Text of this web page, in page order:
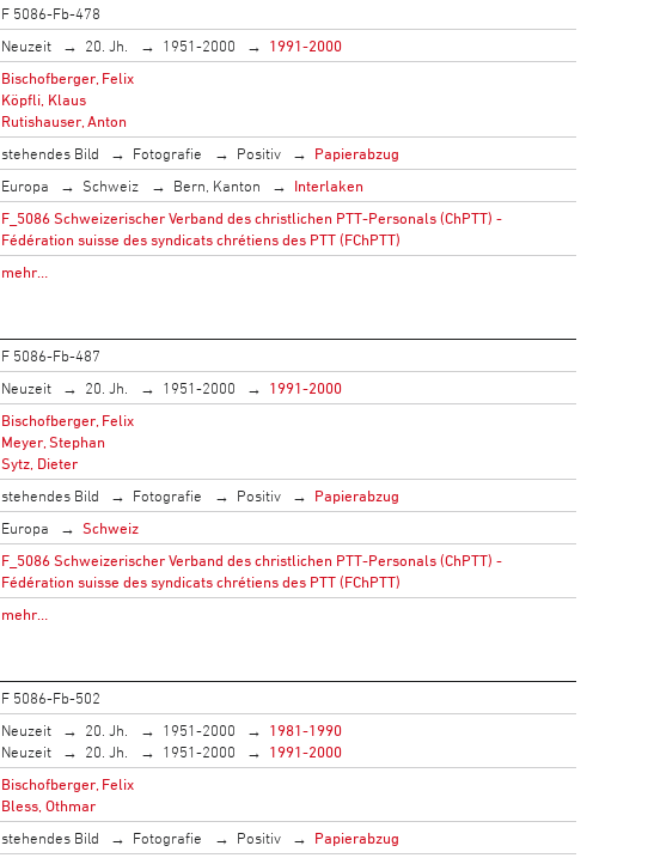
F 5086-Fb-478
Neuzeit 20. Jh. 1951-2000
1991-2000
Bischofberger, Felix
Köpfli, Klaus
Rutishauser, Anton
stehendes Bild Fotografie Positiv
Papierabzug
Europa Schweiz Bern, Kanton
Interlaken
F_5086 Schweizerischer Verband des christlichen PTT-Personals (ChPTT) -
Fédération suisse des syndicats chrétiens des PTT (FChPTT)
mehr…
F 5086-Fb-487
Neuzeit 20. Jh. 1951-2000
1991-2000
Bischofberger, Felix
Meyer, Stephan
Sytz, Dieter
stehendes Bild Fotografie Positiv
Papierabzug
Europa
Schweiz
F_5086 Schweizerischer Verband des christlichen PTT-Personals (ChPTT) -
Fédération suisse des syndicats chrétiens des PTT (FChPTT)
mehr…
F 5086-Fb-502
Neuzeit 20. Jh. 1951-2000
1981-1990
Neuzeit
20. Jh. 1951-2000
1991-2000
Bischofberger, Felix
Bless, Othmar
stehendes Bild Fotografie Positiv
Papierabzug